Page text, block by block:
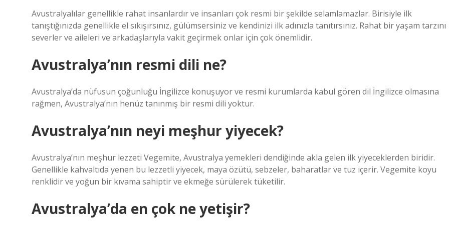
Avustralyalılar genellikle rahat insanlardır ve insanları çok resmi bir şekilde selamlamazlar. Birisiyle ilk
tanıştığınızda genellikle el sıkışırsınız, gülümsersiniz ve kendinizi ilk adınızla tanıtırsınız. Rahat bir yaşam tarzını
severler ve aileleri ve arkadaşlarıyla vakit geçirmek onlar için çok önemlidir.
Avustralya’nın resmi dili ne?
Avustralya’da nüfusun çoğunluğu İngilizce konuşuyor ve resmi kurumlarda kabul gören dil İngilizce olmasına
rağmen, Avustralya’nın henüz tanınmış bir resmi dili yoktur.
Avustralya’nın neyi meşhur yiyecek?
Avustralya’nın meşhur lezzeti Vegemite, Avustralya yemekleri dendiğinde akla gelen ilk yiyeceklerden biridir.
Genellikle kahvaltıda yenen bu lezzetli yiyecek, maya özütü, sebzeler, baharatlar ve tuz içerir. Vegemite koyu
renklidir ve yoğun bir kıvama sahiptir ve ekmeğe sürülerek tüketilir.
Avustralya’da en çok ne yetişir?